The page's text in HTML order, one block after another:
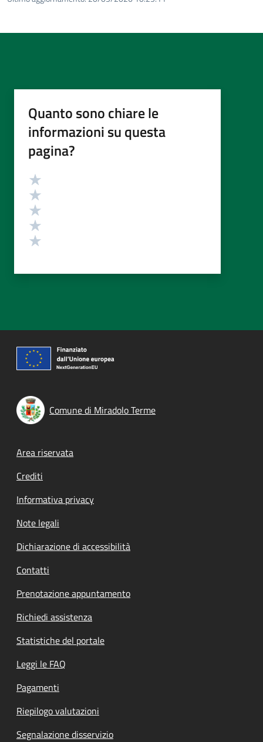
Quanto sono chiare le
informazioni su questa
pagina?
Valutazione
Comune di Miradolo Terme
Footer menu
Area riservata
Crediti
Informativa privacy
Note legali
Dichiarazione di accessibilità
Contatti
Prenotazione appuntamento
Richiedi assistenza
Statistiche del portale
Leggi le FAQ
Pagamenti
Riepilogo valutazioni
Segnalazione disservizio